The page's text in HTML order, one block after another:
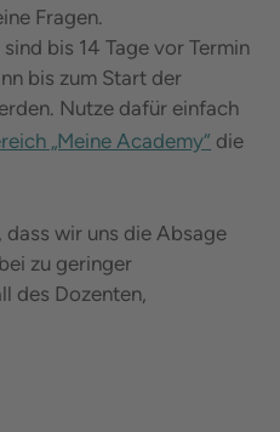
Fragen.
bis 14 Tage vor Termin
bis zum Start der
Nutze dafür einfach
„Meine Academy“ die
wir uns die Absage
zu geringer
des Dozenten,